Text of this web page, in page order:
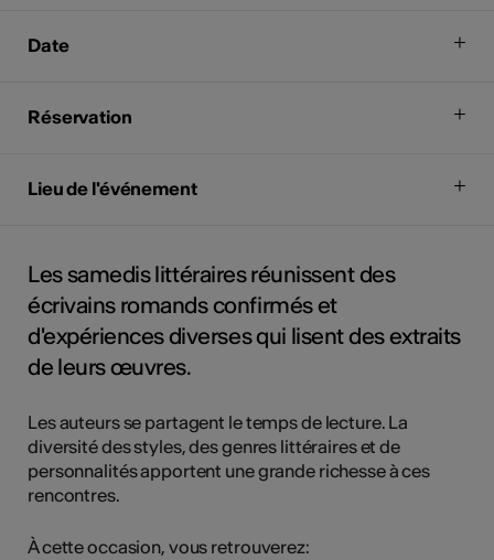
Date
Réservation
Lieu de l'événement
Les samedis littéraires réunissent des
écrivains romands confirmés et
d'expériences diverses qui lisent des extraits
de leurs œuvres.
Les auteurs se partagent le temps de lecture. La
diversité des styles, des genres littéraires et de
personnalités apportent une grande richesse à ces
rencontres.
À cette occasion, vous retrouverez: